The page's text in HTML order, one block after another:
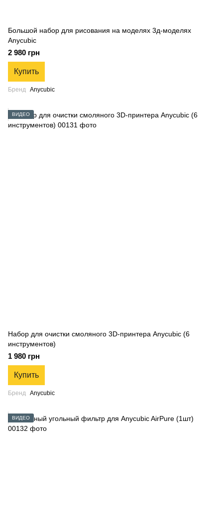
Большой набор для рисования на моделях 3д-моделях
Anycubic
2 980 грн
Купить
Бренд Anycubic
ВИДЕО
Набор для очистки смоляного 3D-принтера Anycubic (6
инструментов)
1 980 грн
Купить
Бренд Anycubic
ВИДЕО